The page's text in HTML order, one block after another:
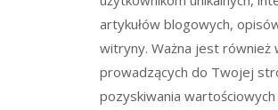
artykułów blogowych,
witryny. Ważna jest również
prowadzących do Twojej
pozyskiwania wartościowych